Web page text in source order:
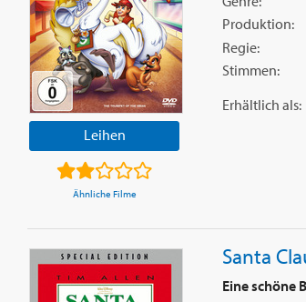
Leihen
Ähnliche Filme
Produktion:
Regie:
Stimmen:
Erhältlich als:
Santa
Eine schöne